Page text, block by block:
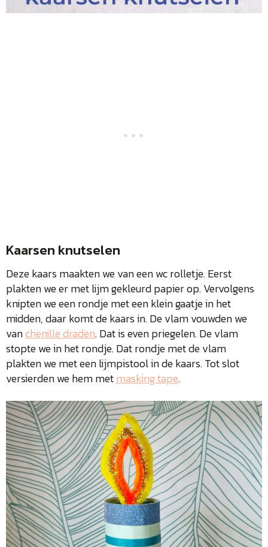
Kaarsen knutselen
Deze kaars maakten we van een wc rolletje. Eerst
plakten we er met lijm gekleurd papier op. Vervolgens
knipten we een rondje met een klein gaatje in het
midden, daar komt de kaars in. De vlam vouwden we
vanchenille draden. Dat is even priegelen. De vlam
stopte we in het rondje. Dat rondje met de vlam
plakten we met een lijmpistool in de kaars. Tot slot
versierden we hem metmasking tape.